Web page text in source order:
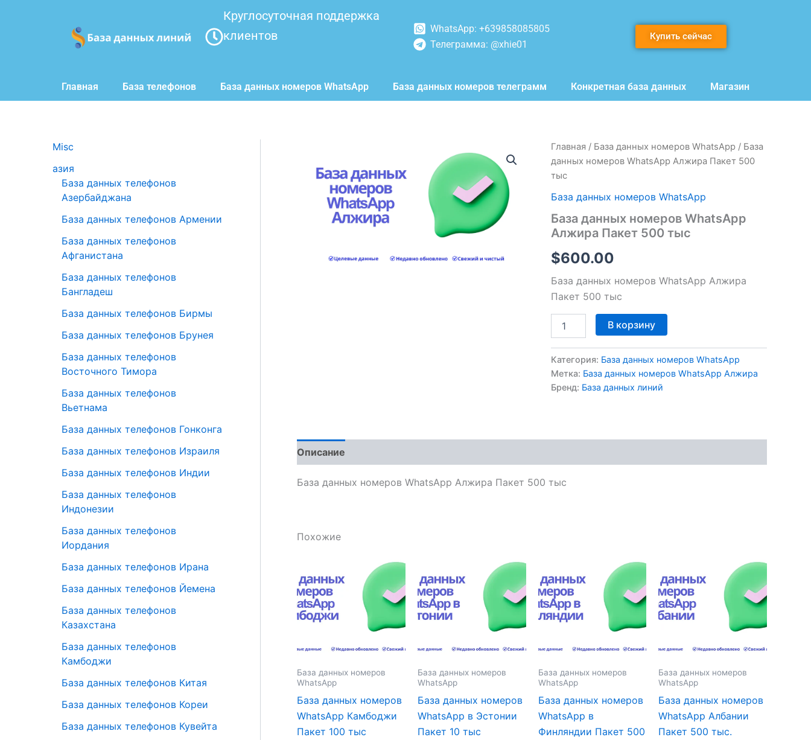
Круглосуточная поддержка
клиентов
WhatsApp: +639858085805
Телеграмма: @xhie01
Купить сейчас
Главная База телефонов База данных номеров WhatsApp База данных номеров телеграмм Конкретная база данных Магазин
Misc
азия
База данных телефонов
Азербайджана
База данных телефонов Армении
База данных телефонов
Афганистана
База данных телефонов
Бангладеш
База данных телефонов Бирмы
База данных телефонов Брунея
База данных телефонов
Восточного Тимора
База данных телефонов
Вьетнама
База данных телефонов Гонконга
База данных телефонов Израиля
База данных телефонов Индии
База данных телефонов
Индонезии
База данных телефонов
Иордания
База данных телефонов Ирана
База данных телефонов Йемена
База данных телефонов
Казахстана
База данных телефонов
Камбоджи
База данных телефонов Китая
База данных телефонов Кореи
База данных телефонов Кувейта
Главная / База данных номеров WhatsApp / База
данных номеров WhatsApp Алжира Пакет 500
тыс
База данных номеров WhatsApp
База данных номеров WhatsApp
Алжира Пакет 500 тыс
$600.00
База данных номеров WhatsApp Алжира
Пакет 500 тыс
Количество
База
данных
номеров
WhatsApp
Алжира
Пакет
тыс
В корзину
Категория: База данных номеров WhatsApp
Метка: База данных номеров WhatsApp Алжира
Бренд: База данных линий
Описание
База данных номеров WhatsApp Алжира Пакет 500 тыс
Похожие
База данных номеров
WhatsApp
База данных номеров
WhatsApp Камбоджи
Пакет 100 тыс
База данных номеров
WhatsApp
База данных номеров
WhatsApp в Эстонии
Пакет 10 тыс
База данных номеров
WhatsApp
База данных номеров
WhatsApp в
Финляндии Пакет 500
База данных номеров
WhatsApp
База данных номеров
WhatsApp Албании
Пакет 500 тыс.